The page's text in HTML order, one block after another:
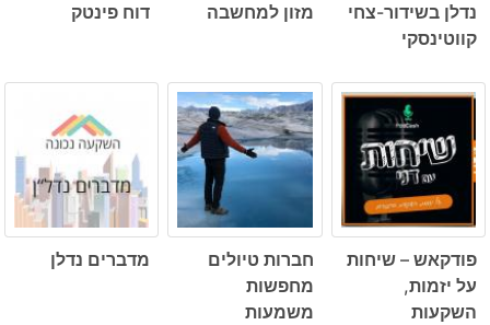
נדלן בשידור-צחי
קווטינסקי
מזון למחשבה דוח פינטק
פודקאש – שיחות
על יזמות,
השקעות
חברות טיולים
מחפשות
משמעות
מדברים נדלן